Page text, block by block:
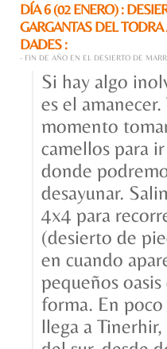
DÍA 6 (02 ENERO) :
GARGANTAS DEL
DADES :
- FIN DE AÑO EN EL DESIERTO DE
Si hay algo
es el
momento
camellos para
donde
desayunar.
4x4 para
(desierto de
en cuando
pequeños
forma. En poco
llega a